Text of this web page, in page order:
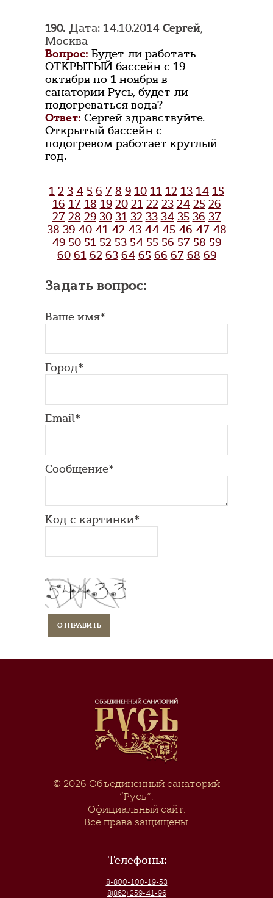
190. Дата: 14.10.2014 Сергей,
Москва
Вопрос: Будет ли работать
ОТКРЫТЫЙ бассейн с 19
октября по 1 ноября в
санатории Русь, будет ли
подогреваться вода?
Ответ: Сергей здравствуйте.
Открытый бассейн с
подогревом работает круглый
год.
1 2 3 4 5 6 7 8 9 10 11 12 13 14 15
16 17 18 19 20 21 22 23 24 25 26
27 28 29 30 31 32 33 34 35 36 37
38 39 40 41 42 43 44 45 46 47 48
49 50 51 52 53 54 55 56 57 58 59
60 61 62 63 64 65 66 67 68 69
Задать вопрос:
Ваше имя*
Город*
Email*
Сообщение*
Код с картинки*
© 2026 Объединенный санаторий
“Русь”.
Официальный сайт.
Все права защищены.
Телефоны:
8-800-100-19-53
8(862) 259-41-96